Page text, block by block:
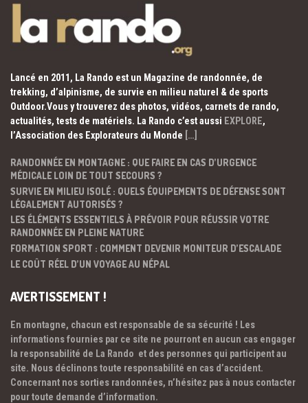
Lancé en 2011, La Rando est un Magazine de randonnée, de
trekking, d’alpinisme, de survie en milieu naturel & de sports
Outdoor.Vous y trouverez des photos, vidéos, carnets de rando,
actualités, tests de matériels. La Rando c’est aussi EXPLORE,
l’Association des Explorateurs du Monde […]
RANDONNÉE EN MONTAGNE : QUE FAIRE EN CAS D’URGENCE
MÉDICALE LOIN DE TOUT SECOURS ?
SURVIE EN MILIEU ISOLÉ : QUELS ÉQUIPEMENTS DE DÉFENSE SONT
LÉGALEMENT AUTORISÉS ?
LES ÉLÉMENTS ESSENTIELS À PRÉVOIR POUR RÉUSSIR VOTRE
RANDONNÉE EN PLEINE NATURE
FORMATION SPORT : COMMENT DEVENIR MONITEUR D’ESCALADE
LE COÛT RÉEL D’UN VOYAGE AU NÉPAL
AVERTISSEMENT !
En montagne, chacun est responsable de sa sécurité ! Les
informations fournies par ce site ne pourront en aucun cas engager
la responsabilité de La Rando et des personnes qui participent au
site. Nous déclinons toute responsabilité en cas d’accident.
Concernant nos sorties randonnées, n’hésitez pas à nous contacter
pour toute demande d’information.